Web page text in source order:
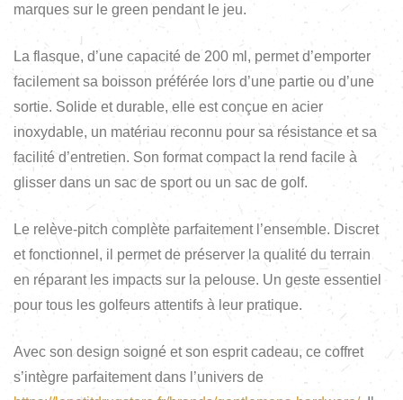
marques sur le green pendant le jeu.
La flasque, d’une capacité de 200 ml, permet d’emporter
facilement sa boisson préférée lors d’une partie ou d’une
sortie. Solide et durable, elle est conçue en acier
inoxydable, un matériau reconnu pour sa résistance et sa
facilité d’entretien. Son format compact la rend facile à
glisser dans un sac de sport ou un sac de golf.
Le relève-pitch complète parfaitement l’ensemble. Discret
et fonctionnel, il permet de préserver la qualité du terrain
en réparant les impacts sur la pelouse. Un geste essentiel
pour tous les golfeurs attentifs à leur pratique.
Avec son design soigné et son esprit cadeau, ce coffret
s’intègre parfaitement dans l’univers de